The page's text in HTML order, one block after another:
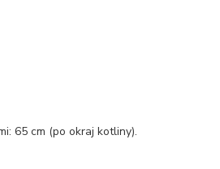
65 cm (po okraj kotliny).